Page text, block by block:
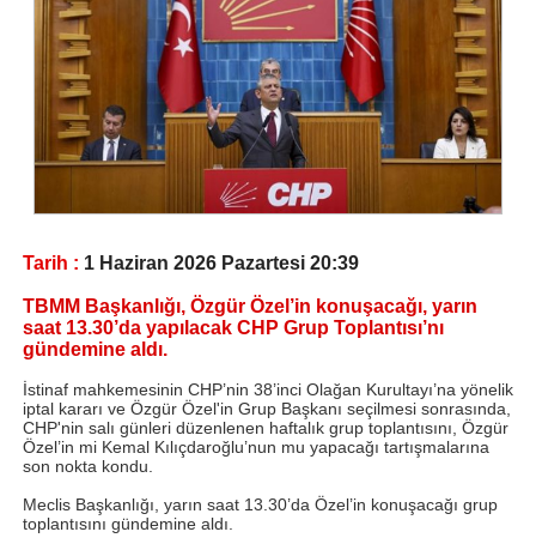
Tarih : 1 Haziran 2026 Pazartesi 20:39
TBMM Başkanlığı, Özgür Özel’in konuşacağı, yarın
saat 13.30’da yapılacak CHP Grup Toplantısı’nı
gündemine aldı.
İstinaf mahkemesinin CHP’nin 38’inci Olağan Kurultayı’na yönelik
iptal kararı ve Özgür Özel'in Grup Başkanı seçilmesi sonrasında,
CHP'nin salı günleri düzenlenen haftalık grup toplantısını, Özgür
Özel’in mi Kemal Kılıçdaroğlu’nun mu yapacağı tartışmalarına
son nokta kondu.
Meclis Başkanlığı, yarın saat 13.30’da Özel’in konuşacağı grup
toplantısını gündemine aldı.